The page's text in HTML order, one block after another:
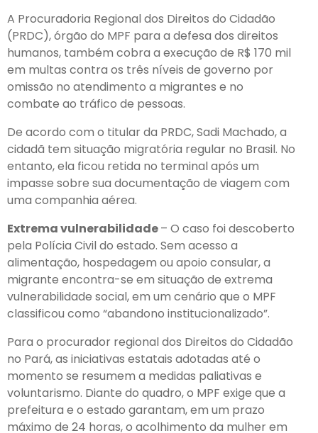
A Procuradoria Regional dos Direitos do Cidadão
(PRDC), órgão do MPF para a defesa dos direitos
humanos, também cobra a execução de R$ 170 mil
em multas contra os três níveis de governo por
omissão no atendimento a migrantes e no
combate ao tráfico de pessoas.
De acordo com o titular da PRDC, Sadi Machado, a
cidadã tem situação migratória regular no Brasil. No
entanto, ela ficou retida no terminal após um
impasse sobre sua documentação de viagem com
uma companhia aérea.
Extrema vulnerabilidade– O caso foi descoberto
pela Polícia Civil do estado. Sem acesso a
alimentação, hospedagem ou apoio consular, a
migrante encontra-se em situação de extrema
vulnerabilidade social, em um cenário que o MPF
classificou como “abandono institucionalizado”.
Para o procurador regional dos Direitos do Cidadão
no Pará, as iniciativas estatais adotadas até o
momento se resumem a medidas paliativas e
voluntarismo. Diante do quadro, o MPF exige que a
prefeitura e o estado garantam, em um prazo
máximo de 24 horas, o acolhimento da mulher em